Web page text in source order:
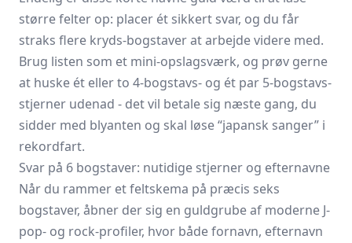
større felter op: placer ét sikkert svar, og du får
straks flere kryds-bogstaver at arbejde videre med.
Brug listen som et mini-opslagsværk, og prøv gerne
at huske ét eller to 4-bogstavs- og ét par 5-bogstavs-
stjerner udenad - det vil betale sig næste gang, du
sidder med blyanten og skal løse “japansk sanger” i
rekordfart.
Svar på 6 bogstaver: nutidige stjerner og efternavne
Når du rammer et feltskema på præcis seks
bogstaver, åbner der sig en guldgrube af moderne J-
pop- og rock-profiler, hvor både fornavn, efternavn